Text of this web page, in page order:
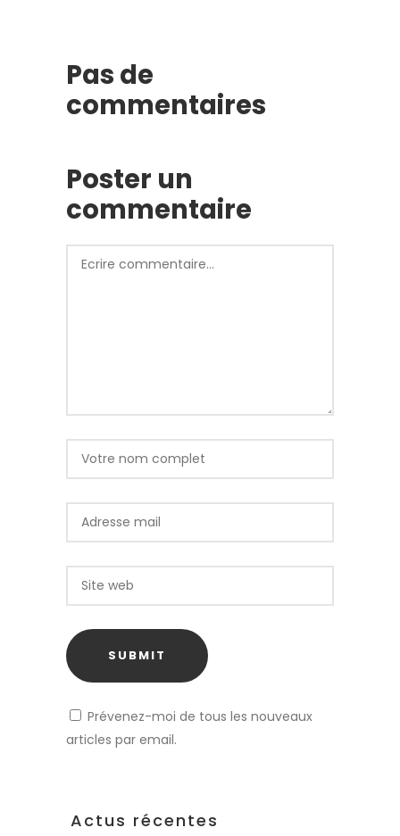
Pas de
commentaires
Poster un
commentaire
Prévenez-moi de tous les nouveaux
articles par email.
Actus récentes